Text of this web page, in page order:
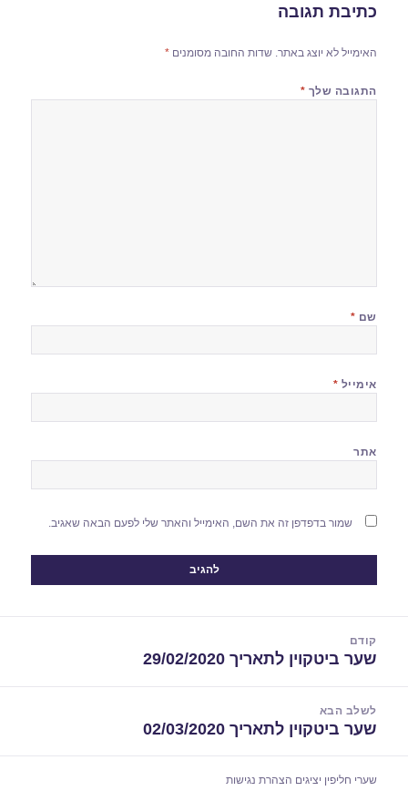
כתיבת תגובה
האימייל לא יוצג באתר. שדות החובה מסומנים*
התגובה שלך *
שם *
אימייל *
אתר
שמור בדפדפן זה את השם, האימייל והאתר שלי לפעם הבאה שאגיב.
קודם
הפוסט
שער ביטקוין לתאריך 29/02/2020
לשלב הבא
הפוסט
שער ביטקוין לתאריך 02/03/2020
שערי חליפין יציגים הצהרת נגישות